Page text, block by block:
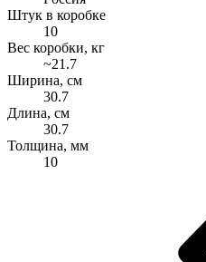
Штук в коробке
10
Вес коробки, кг
~21.7
Ширина, см
30.7
Длина, см
30.7
Толщина, мм
10